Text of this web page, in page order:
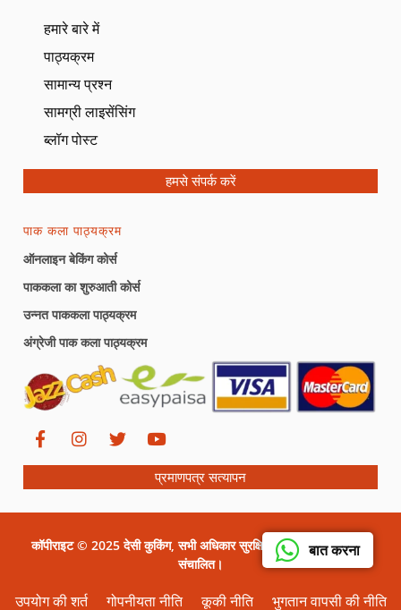
बात करना
हमारे बारे में
पाठ्यक्रम
सामान्य प्रश्न
सामग्री लाइसेंसिंग
ब्लॉग पोस्ट
हमसे संपर्क करें
पाक कला पाठ्यक्रम
ऑनलाइन बेकिंग कोर्स
पाककला का शुरुआती कोर्स
उन्नत पाककला पाठ्यक्रम
अंग्रेजी पाक कला पाठ्यक्रम
प्रमाणपत्र सत्यापन
कॉपीराइट © 2025 देसी कुकिंग, सभी अधिकार सुरक्षित। सीरत ग्राफिक्स द्वारा
संचालित।
उपयोग की शर्त गोपनीयता नीति कूकी नीति भुगतान वापसी की नीति